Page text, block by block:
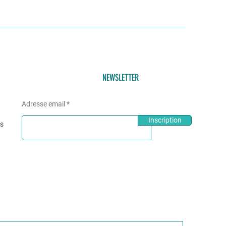
NEWSLETTER
Adresse email
Inscription